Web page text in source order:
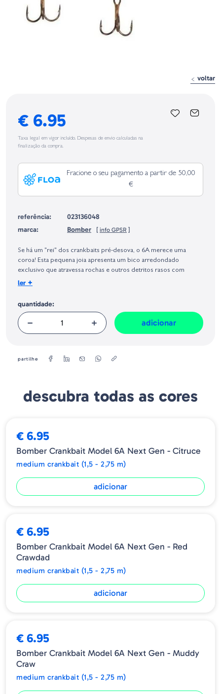
voltar
€ 6.95
Taxa legal em vigor incluído. Despesas de envio calculadas na
finalização da compra.
Fracione o seu pagamento a partir de 50,00
€
referência:
023136048
marca:
Bomber [ info GPSR ]
Europeia, dos produtos da marca, conforme requerido no Regulamento
Geral sobre a Segurança dos Produtos (GPSR):
Se há um "rei" dos crankbaits pré-desova, o 6A merece uma
coroa! Esta pequena joia apresenta um bico arredondado
exclusivo que atravessa rochas e outros detritos rasos com
facilidade, ao mesmo tempo em que utiliza um movimento
padrões de cores projetados por profissionais, destinados a
proporcionar aos pescadores sucesso certo.
Modelo - BMB06AXC5
Gen 2 Modelo 6A Crankbait
ler +
quantidade:
adicionar
partilhe
descubra todas as cores
€ 6.95
Bomber Crankbait Model 6A Next Gen - Citruce
medium crankbait (1,5 - 2,75 m)
adicionar
€ 6.95
Bomber Crankbait Model 6A Next Gen - Red
Crawdad
medium crankbait (1,5 - 2,75 m)
adicionar
€ 6.95
Bomber Crankbait Model 6A Next Gen - Muddy
Craw
medium crankbait (1,5 - 2,75 m)